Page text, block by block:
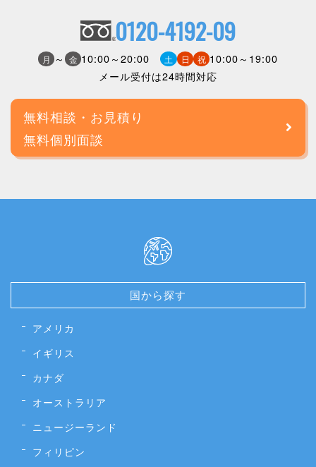
0120-4192-09
月 ～ 金 10:00～20:00 土 日 祝 10:00～19:00
メール受付は24時間対応
無料相談・お見積り
無料個別面談
国から探す
アメリカ
イギリス
カナダ
オーストラリア
ニュージーランド
フィリピン